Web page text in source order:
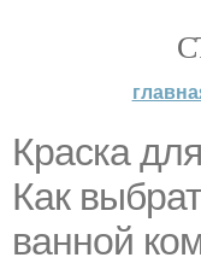
Краска
Как
ванной